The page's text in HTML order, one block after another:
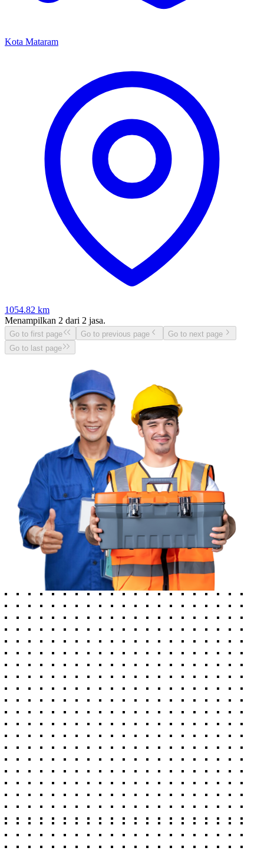
Kota Mataram
1054.82 km
Menampilkan 2 dari 2 jasa.
Go to first page Go to previous page
Go to next page
Go to last page